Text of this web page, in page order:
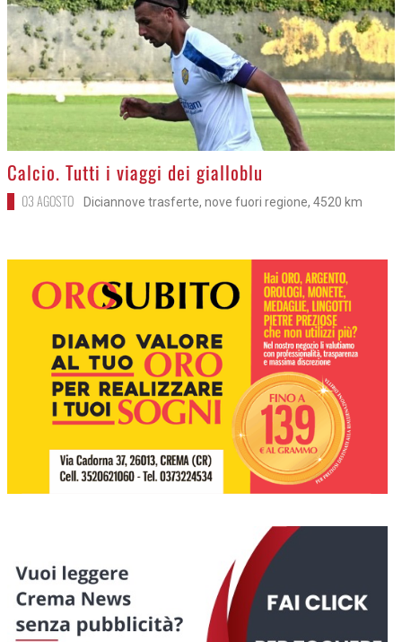
>
Calcio. Tutti i viaggi dei gialloblu
03 AGOSTO Diciannove trasferte, nove fuori regione, 4520 km